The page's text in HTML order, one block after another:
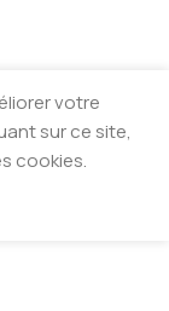
votre
sur ce site,
cookies.